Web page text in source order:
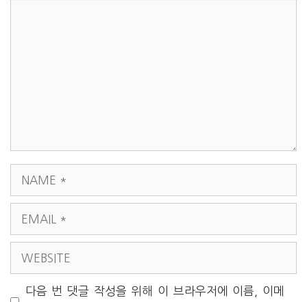
NAME
EMAIL
WEBSITE
다음 번 댓글 작성을 위해 이 브라우저에 이름, 이메